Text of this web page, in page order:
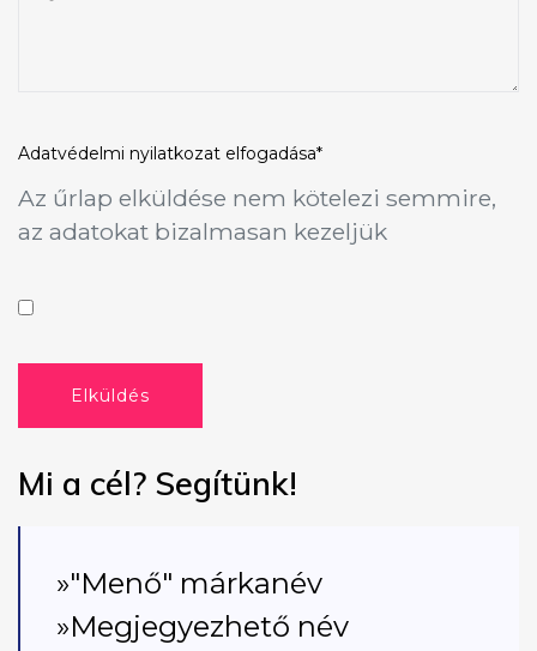
Adatvédelmi nyilatkozat elfogadása*
Az űrlap elküldése nem kötelezi semmire,
az adatokat bizalmasan kezeljük
Elküldés
Mi a cél? Segítünk!
»"Menő" márkanév
»Megjegyezhető név